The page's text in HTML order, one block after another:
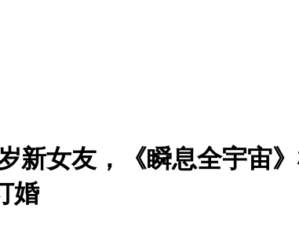
新女友，《瞬息全宇宙
婚